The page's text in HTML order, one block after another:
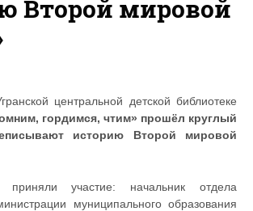
Второй мировой
центральной детской библиотеке
гордимся, чтим» прошёл круглый
историю Второй мировой
участие: начальник отдела
муниципального образования